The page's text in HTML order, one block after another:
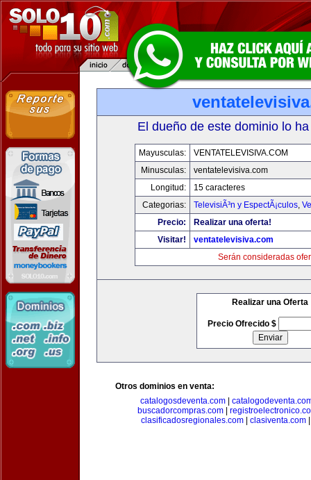
El dueño de este dominio lo
Mayusculas:
VENTATELEVISIVA.COM
Minusculas:
ventatelevisiva.com
Longitud:
15 caracteres
Categorias:
TelevisiÃ³n y EspectÃ¡culos,
Precio:
Realizar una oferta!
Visitar!
ventatelevisiva.com
Serán consideradas
Realizar una Oferta
Precio Ofrecido $
Otros dominios en venta:
catalogosdeventa.com
buscadorcompras.com
clasificadosregionales.com| clasiventa.com